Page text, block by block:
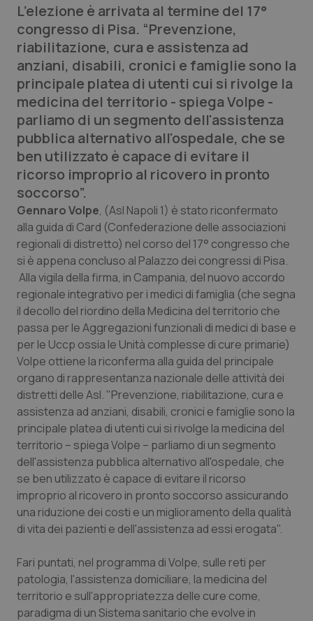
Lettere al direttore
Edizioni Regionali
QS Pro
Professionisti Sanitari.AI
Abruzzo
Basilicata
Calabria
Campania
Emilia-Romagna
Friuli Venezia Giulia
Lazio
Liguria
Lombardia
Marche
Molise
Piemonte
Provincia Autonoma di Bolzano
QS Pro Gold
Artrite & artrosi
Asma & BPCO
Car-T
Colesterolo & coronaropatie
Dermatite Atopica
Diabete & glucometri
Disturbi dell’umore
Dolore
Donna & Salute
Epatiti
HIV
Infezioni & Febbre
QS Club Newsletter
L’elezione è arrivata al termine del 17°
congresso di Pisa. “Prevenzione,
riabilitazione, cura e assistenza ad
anziani, disabili, cronici e famiglie sono la
principale platea di utenti cui si rivolge la
medicina del territorio - spiega Volpe -
parliamo di un segmento dell'assistenza
pubblica alternativo all'ospedale, che se
ben utilizzato è capace di evitare il
ricorso improprio al ricovero in pronto
soccorso”.
Gennaro Volpe, (Asl Napoli 1) è stato riconfermato
alla guida di Card (Confederazione delle associazioni
regionali di distretto) nel corso del 17° congresso che
si è appena concluso al Palazzo dei congressi di Pisa.
Alla vigila della firma, in Campania, del nuovo accordo
regionale integrativo per i medici di famiglia (che segna
il decollo del riordino della Medicina del territorio che
passa per le Aggregazioni funzionali di medici di base e
per le Uccp ossia le Unità complesse di cure primarie)
Volpe ottiene la riconferma alla guida del principale
organo di rappresentanza nazionale delle attività dei
distretti delle Asl. "Prevenzione, riabilitazione, cura e
assistenza ad anziani, disabili, cronici e famiglie sono la
principale platea di utenti cui si rivolge la medicina del
territorio – spiega Volpe – parliamo di un segmento
dell'assistenza pubblica alternativo all'ospedale, che
se ben utilizzato è capace di evitare il ricorso
improprio al ricovero in pronto soccorso assicurando
una riduzione dei costi e un miglioramento della qualità
di vita dei pazienti e dell'assistenza ad essi erogata".
Fari puntati, nel programma di Volpe, sulle reti per
patologia, l'assistenza domiciliare, la medicina del
territorio e sull'appropriatezza delle cure come,
paradigma di un Sistema sanitario che evolve in